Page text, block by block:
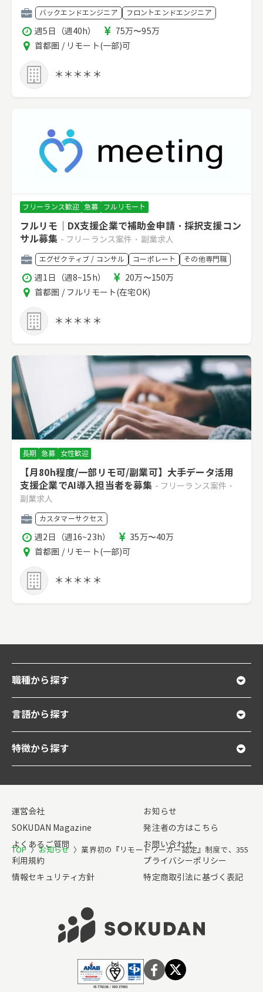
TOP 〉 お知らせ 〉 業界初の『リモートワーカー認定』制度で、355名
職
種
バックエンドエンジニア フロントエンドエンジニア
稼
働
時
間
週5日（週40h）
報
酬
75万〜95万
エ
ア
首都圏 / リモート(一部)可
＊＊＊＊＊
フリーランス歓迎 急募 フルリモート
フルリモ｜DX支援企業で補助金申請・採択支援コン
サル募集 - フリーランス案件・副業求人
職
種
エグゼクティブ / コンサル コーポレート その他専門職
稼
働
時
間
週1日（週8~15h）
報
酬
20万〜150万
エ
ア
首都圏 / フルリモート(在宅OK)
＊＊＊＊＊
長期 急募 女性歓迎
【月80h程度/一部リモ可/副業可】大手データ活用
支援企業でAI導入担当者を募集 - フリーランス案件・
副業求人
職
種
カスタマーサクセス
稼
働
時
間
週2日（週16~23h）
報
酬
35万〜40万
エ
ア
首都圏 / リモート(一部)可
＊＊＊＊＊
職種から探す
言語から探す
特徴から探す
運営会社
お知らせ
SOKUDAN Magazine
発注者の方はこちら
よくあるご質問
お問い合わせ
利用規約
プライバシーポリシー
情報セキュリティ方針
特定商取引法に基づく表記